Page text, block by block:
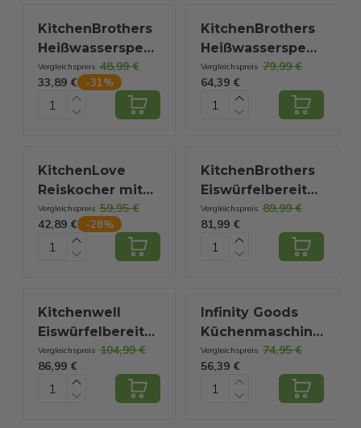
Schwarz
KitchenBrothers
Heißwasserspender
- 100grad - 250
ml - 2.5L -
Schwarz
Vergleichspreis 48,99 €
33,89 €
-31%
KitchenBrothers
Heißwasserspender
- 2.9L - Touch
Display -
Heißwasserhahn
Vergleichspreis 79,99 €
64,39 €
KitchenLove
Reiskocher mit
Dampfgarer –
Multikocher &
Slow Cooker – 1,2
Schwarzer
Edelstahl
Vergleichspreis 59,95 €
42,89 €
-28%
KitchenBrothers
Eiswürfelbereiter
- 2 Liter - Mit
Eisportionierer -
Schwarz
Vergleichspreis 89,99 €
81,99 €
Kitchenwell
Eiswürfelbereiter
- 2L - 12kg/24
Stunden -
Selbstreinigungsfunktion
Vergleichspreis 104,99 €
86,99 €
Infinity Goods
Küchenmaschine
- Küchenmixer -
6.5L Edelstahl-
Mixbehälter -
Vergleichspreis 74,95 €
56,39 €